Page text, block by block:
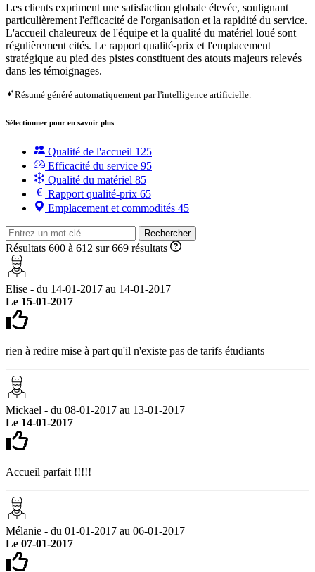
Les clients expriment une satisfaction globale élevée, soulignant
particulièrement l'efficacité de l'organisation et la rapidité du service.
L'accueil chaleureux de l'équipe et la qualité du matériel loué sont
régulièrement cités. Le rapport qualité-prix et l'emplacement
stratégique au pied des pistes constituent des atouts majeurs relevés
dans les témoignages.
Résumé généré automatiquement par l'intelligence artificielle.
Sélectionner pour en savoir plus
Qualité de l'accueil 125
Efficacité du service 95
Qualité du matériel 85
Rapport qualité-prix 65
Emplacement et commodités 45
Rechercher
Résultats 600 à 612 sur 669 résultats
Elise - du 14-01-2017 au 14-01-2017
Le 15-01-2017
rien à redire mise à part qu'il n'existe pas de tarifs étudiants
Mickael - du 08-01-2017 au 13-01-2017
Le 14-01-2017
Accueil parfait !!!!!
Mélanie - du 01-01-2017 au 06-01-2017
Le 07-01-2017